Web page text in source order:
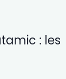
: les